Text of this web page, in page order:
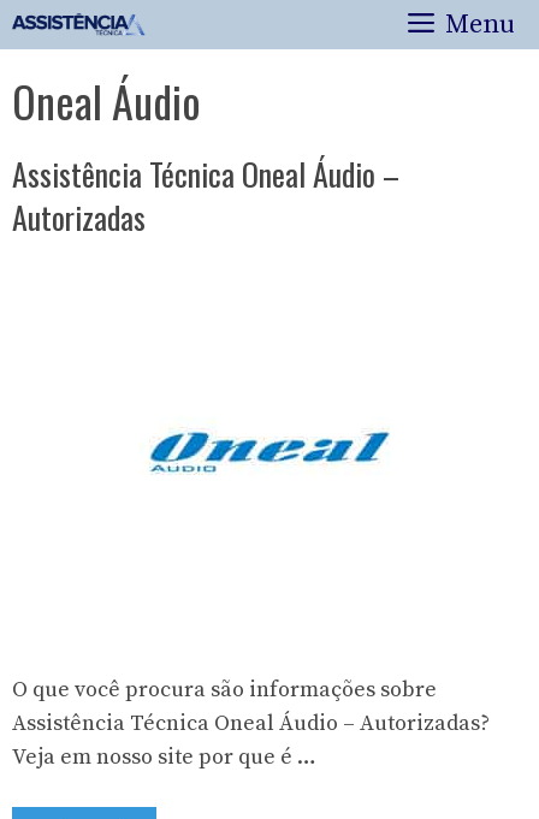
Pular
para
conteúdo
Menu
Oneal Áudio
Assistência Técnica Oneal Áudio –
Autorizadas
O que você procura são informações sobre
Assistência Técnica Oneal Áudio – Autorizadas?
Veja em nosso site por que é …